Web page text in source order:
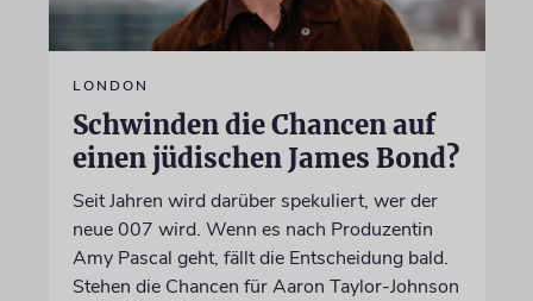
LONDON
Schwinden die Chancen auf
einen jüdischen James Bond?
Seit Jahren wird darüber spekuliert, wer der
neue 007 wird. Wenn es nach Produzentin
Amy Pascal geht, fällt die Entscheidung bald.
Stehen die Chancen für Aaron Taylor-Johnson